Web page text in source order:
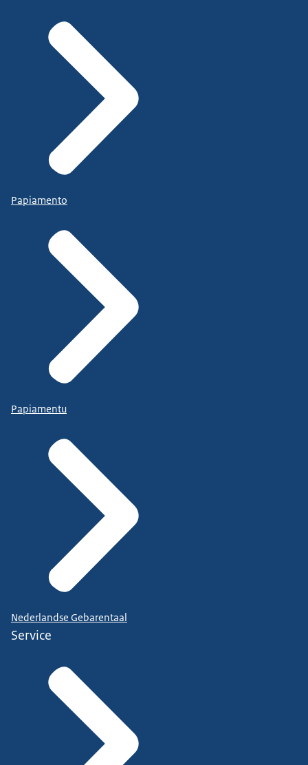
Papiamento
Papiamentu
Nederlandse Gebarentaal
Service